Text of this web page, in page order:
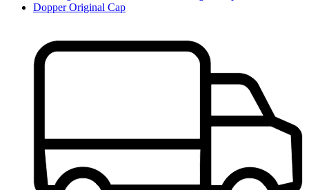
Dopper Original Cap